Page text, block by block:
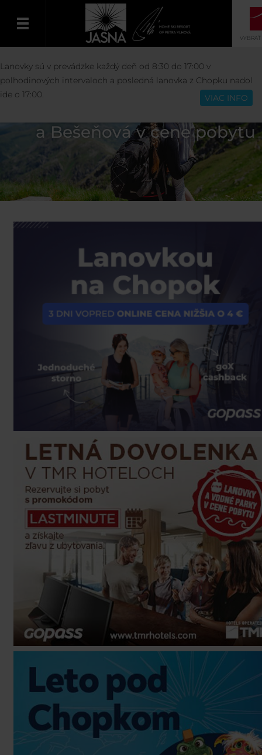
Slovenčina
VYBRAŤ
Lanovky a vodné parky
a Bešeňová v cene pobytu
Lanovky sú v prevádzke každý deň od 8:30 do 17:00 v
polhodinových intervaloch a posledná lanovka z Chopku nadol
ide o 17:00.
VIAC INFO